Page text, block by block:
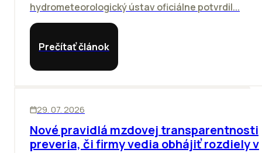
hydrometeorologický ústav oficiálne potvrdil...
Prečítať článok
29. 07. 2026
Nové pravidlá mzdovej transparentnosti
preveria, či firmy vedia obhájiť rozdiely v